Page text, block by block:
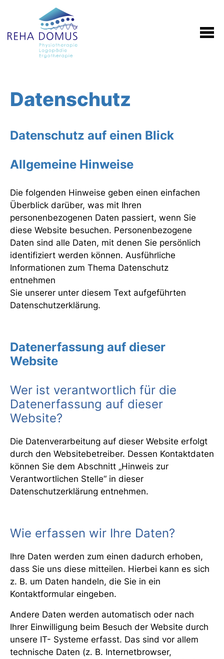
Datenschutz
Datenschutz auf einen Blick
Allgemeine Hinweise
Die folgenden Hinweise geben einen einfachen
Überblick darüber, was mit Ihren
personenbezogenen Daten passiert, wenn Sie
diese Website besuchen. Personenbezogene
Daten sind alle Daten, mit denen Sie persönlich
identifiziert werden können. Ausführliche
Informationen zum Thema Datenschutz
entnehmen
Sie unserer unter diesem Text aufgeführten
Datenschutzerklärung.
Datenerfassung auf dieser
Website
Wer ist verantwortlich für die
Datenerfassung auf dieser
Website?
Die Datenverarbeitung auf dieser Website erfolgt
durch den Websitebetreiber. Dessen Kontaktdaten
können Sie dem Abschnitt „Hinweis zur
Verantwortlichen Stelle“ in dieser
Datenschutzerklärung entnehmen.
Wie erfassen wir Ihre Daten?
Ihre Daten werden zum einen dadurch erhoben,
dass Sie uns diese mitteilen. Hierbei kann es sich
z. B. um Daten handeln, die Sie in ein
Kontaktformular eingeben.
Andere Daten werden automatisch oder nach
Ihrer Einwilligung beim Besuch der Website durch
unsere IT- Systeme erfasst. Das sind vor allem
technische Daten (z. B. Internetbrowser,